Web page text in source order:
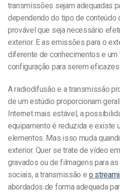
transmissões sejam adequadas
dependendo do tipo de conteúdo
provável que seja necessário
exterior. E as emissões para o
diferente de conhecimentos e
configuração para serem eficazes.
A radiodifusão e a transmissão
de um estúdio proporcionam
Internet mais estável, a
equipamento é reduzida e existe
elementos. Mas isso muda
exterior. Quer se trate de vídeo
gravados ou de filmagens para
sociais, a transmissão e o
abordados de forma adequada